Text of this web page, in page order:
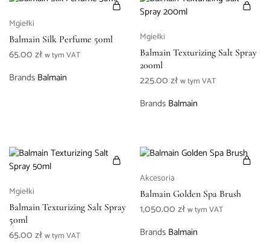
Mgiełki
Balmain Silk Perfume 50ml
65.00złw tym VAT
Brands Balmain
Mgiełki
Balmain Texturizing Salt Spray
200ml
225.00zł w tym VAT
Brands Balmain
Mgiełki
Balmain Texturizing Salt Spray
50ml
65.00złw tym VAT
Akcesoria
Balmain Golden Spa Brush
1,050.00zł w tym VAT
Brands Balmain